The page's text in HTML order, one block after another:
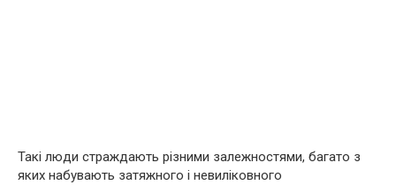
Такі люди страждають різними залежностями, багато з
яких набувають затяжного і невиліковного